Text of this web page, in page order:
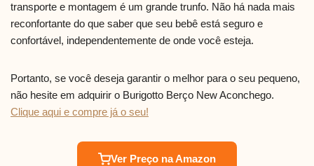
transporte e montagem é um grande trunfo. Não há nada mais
reconfortante do que saber que seu bebê está seguro e
confortável, independentemente de onde você esteja.
Portanto, se você deseja garantir o melhor para o seu pequeno,
não hesite em adquirir o Burigotto Berço New Aconchego.
Clique aqui e compre já o seu!
Ver Preço na Amazon